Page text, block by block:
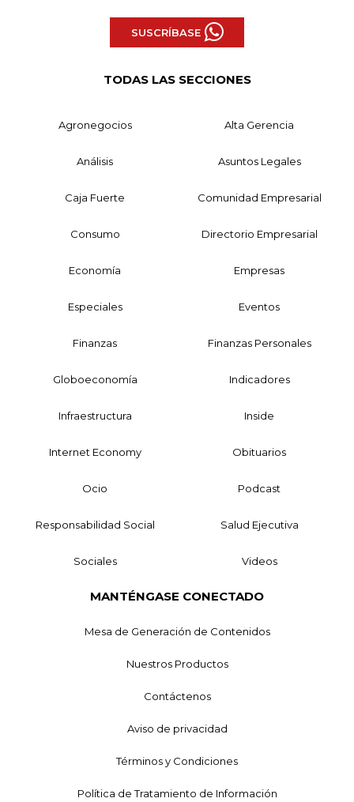
SUSCRÍBASE
TODAS LAS SECCIONES
Agronegocios Alta Gerencia
Análisis Asuntos Legales
Caja Fuerte Comunidad Empresarial
Consumo Directorio Empresarial
Economía Empresas
Especiales Eventos
Finanzas Finanzas Personales
Globoeconomía Indicadores
Infraestructura Inside
Internet Economy Obituarios
Ocio Podcast
Responsabilidad Social Salud Ejecutiva
Sociales Videos
MANTÉNGASE CONECTADO
Mesa de Generación de Contenidos
Nuestros Productos
Contáctenos
Aviso de privacidad
Términos y Condiciones
Política de Tratamiento de Información